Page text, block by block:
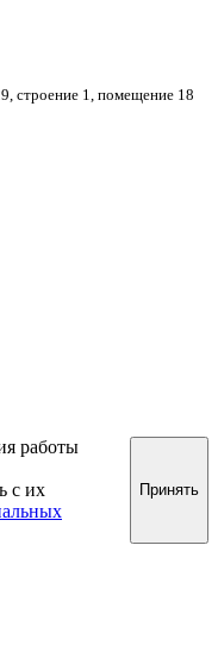
строение 1, помещение 18
работы
с их
Принять